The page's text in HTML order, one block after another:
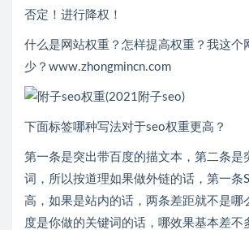
否定！进行降权！
什么是网站权重？怎样提高权重？
少？www.zhongmincn.com
下面标签哪种写法对于seo权重更高？
第一条是突出带百度的描文本，第二条
词，所以按道理如果做外链的话，第
高，如果是站内的话，两条差距就不是哪么
度是你做的关键词的话，哪效果基本差不多